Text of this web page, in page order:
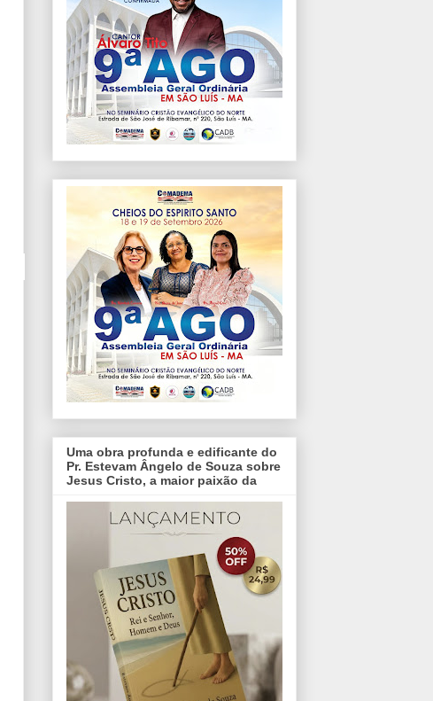
Uma obra profunda e edificante do
Pr. Estevam Ângelo de Souza sobre
Jesus Cristo, a maior paixão da